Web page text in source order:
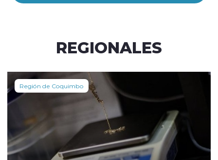
REGIONALES
Región de Coquimbo